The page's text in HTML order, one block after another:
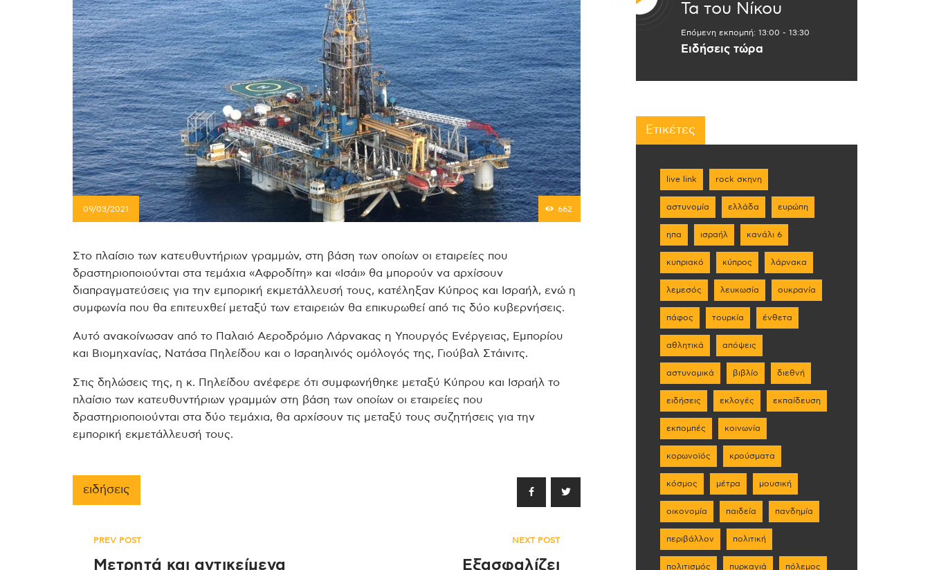
09/03/2021 662
Στο πλαίσιο των κατευθυντήριων γραμμών, στη βάση των οποίων οι εταιρείες που
δραστηριοποιούνται στα τεμάχια «Αφροδίτη» και «Ισάι» θα μπορούν να αρχίσουν
διαπραγματεύσεις για την εμπορική εκμετάλλευσή τους, κατέληξαν Κύπρος και Ισραήλ, ενώ η
συμφωνία που θα επιτευχθεί μεταξύ των εταιρειών θα επικυρωθεί από τις δύο κυβερνήσεις.
Αυτό ανακοίνωσαν από το Παλαιό Αεροδρόμιο Λάρνακας η Υπουργός Ενέργειας, Εμπορίου
και Βιομηχανίας, Νατάσα Πηλείδου και ο Ισραηλινός ομόλογός της, Γιούβαλ Στάινιτς.
Στις δηλώσεις της, η κ. Πηλείδου ανέφερε ότι συμφωνήθηκε μεταξύ Κύπρου και Ισραήλ το
πλαίσιο των κατευθυντήριων γραμμών στη βάση των οποίων οι εταιρείες που
δραστηριοποιούνται στα δύο τεμάχια, θα αρχίσουν τις μεταξύ τους συζητήσεις για την
εμπορική εκμετάλλευσή τους.
ειδήσεις
Πλοήγηση
PREV POST
Μετρητά και αντικείμενα
NEXT POST
Εξασφαλίζει
Τα του Νίκου
Επόμενη εκπομπή: 13:00 - 13:30
Ειδήσεις τώρα
Ετικέτες
live link rock σκηνη
αστυνομία ελλάδα ευρώπη
ηπα ισραήλ κανάλι 6
κυπριακό κύπρος λάρνακα
λεμεσός λευκωσία ουκρανία
πάφος τουρκία ένθετα
αθλητικά απόψεις
αστυνομικά βιβλίο διεθνή
ειδήσεις εκλογές εκπαίδευση
εκπομπές κοινωνία
κορωνοϊός κρούσματα
κόσμος μέτρα μουσική
οικονομία παιδεία πανδημία
περιβάλλον πολιτική
πολιτισμός πυρκαγιά πόλεμος